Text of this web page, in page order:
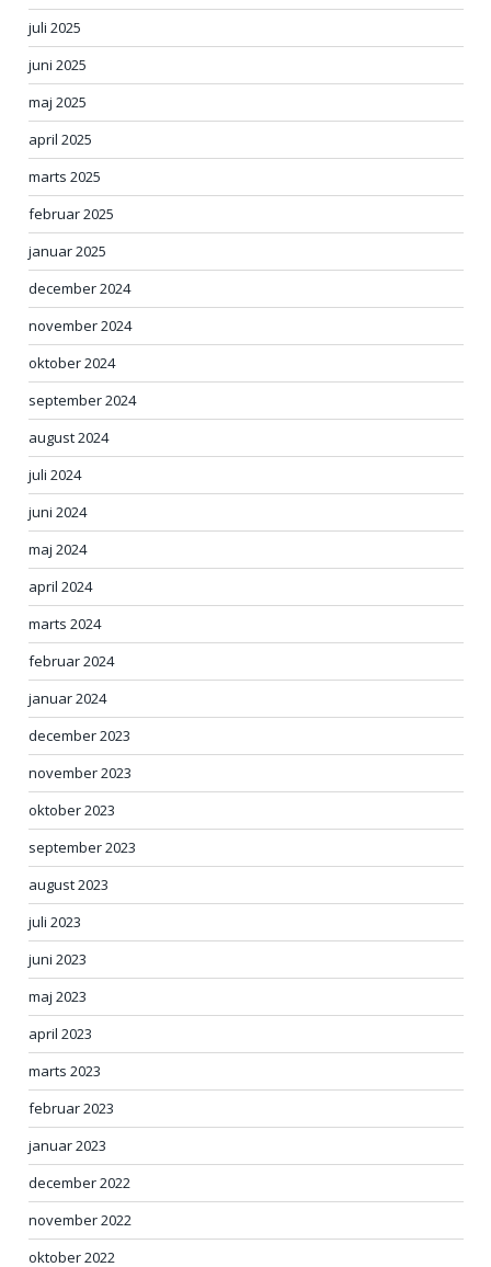
juli 2025
juni 2025
maj 2025
april 2025
marts 2025
februar 2025
januar 2025
december 2024
november 2024
oktober 2024
september 2024
august 2024
juli 2024
juni 2024
maj 2024
april 2024
marts 2024
februar 2024
januar 2024
december 2023
november 2023
oktober 2023
september 2023
august 2023
juli 2023
juni 2023
maj 2023
april 2023
marts 2023
februar 2023
januar 2023
december 2022
november 2022
oktober 2022